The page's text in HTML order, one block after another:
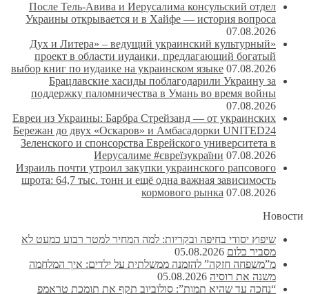
После Тель-Авива и Иерусалима консульский отдел
Украины открывается и в Хайфе — история вопроса
07.08.2026
«Дух и Литера» – ведущий украинский культурный
проект в области иудаики, предлагающий богатый
выбор книг по иудаике на украинском языке 07.08.2026
Брацлавские хасиды поблагодарили Украину за
поддержку паломничества в Умань во время войны
07.08.2026
Евреи из Украины: Барбра Стрейзанд — от украинских
Бережан до двух «Оскаров» и Амбасадорки UNITED24
Зеленского и спонсорства Еврейского университета в
Иерусалиме #євреїзукраїни 07.08.2026
Израиль почти утроил закупки украинского рапсового
шрота: 64,7 тыс. тонн и ещё одна важная зависимость
кормового рынка 07.08.2026
Новости
שיפוץ יסודי בחיפה ובקריות: למה המחיר למטר רבוע כמעט לא
מסביר כלום 05.08.2026
מ”משפחה חזקה” להזמנה ממשלתית על ילדים: איך המלחמה
משנה את רוסיה 05.08.2026
“נחכה עד שהיא תמות”: סולוביוב תקף את תומכת טראמפ